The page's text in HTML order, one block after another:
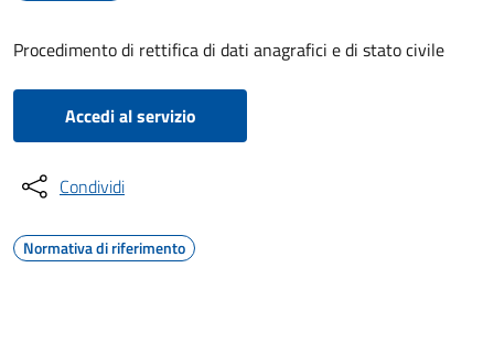
Procedimento di rettifica di dati anagrafici e di stato civile
Accedi al servizio
Condividi
Normativa di riferimento